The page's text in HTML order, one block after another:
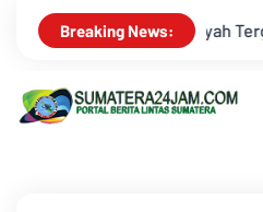
Breaking News:
Pangdam VI/Mulawarman